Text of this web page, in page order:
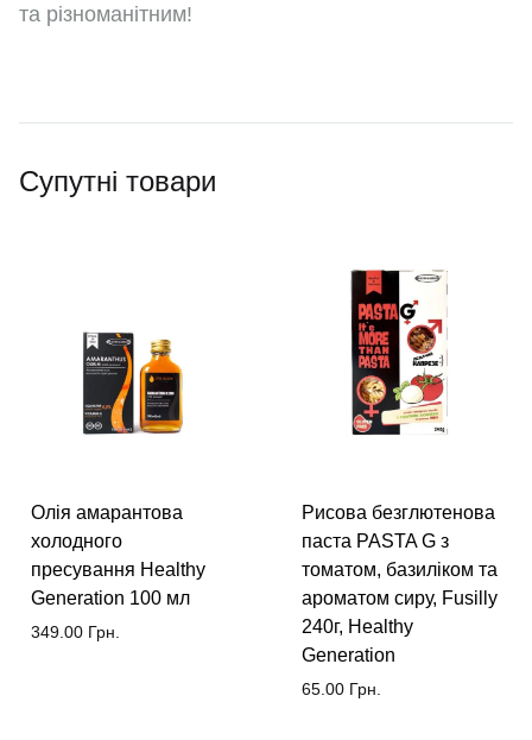
та різноманітним!
Супутні товари
Олія амарантова
холодного
пресування Healthy
Generation 100 мл
349.00 Грн.
Рисова безглютенова
паста PASTA G з
томатом, базиліком та
ароматом сиру, Fusilly
240г, Healthy
Generation
65.00 Грн.